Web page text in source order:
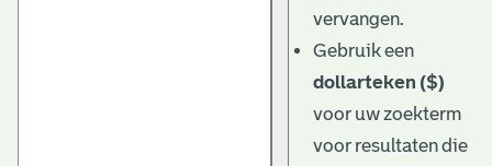
vervangen.
Gebruik een
dollarteken ($)
voor uw zoekterm
voor resultaten die